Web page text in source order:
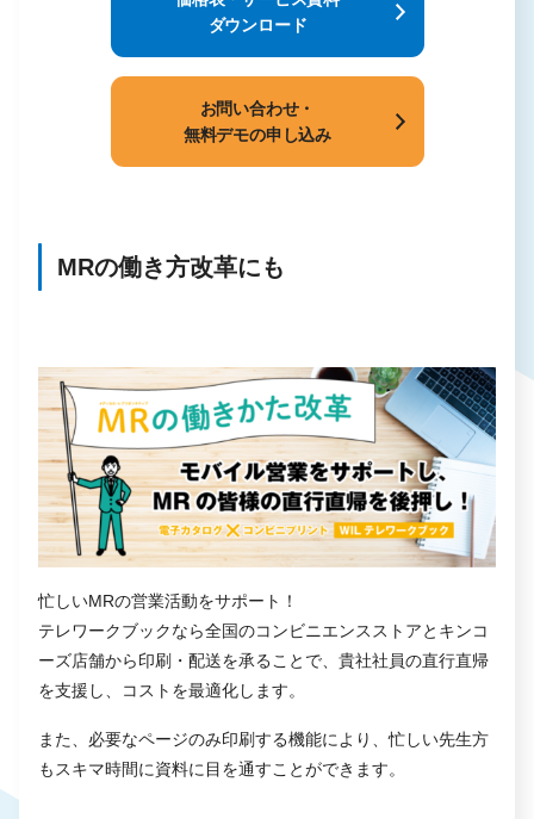
ダウンロード
お問い合わせ・
無料デモの申し込み
MRの働き方改革にも
忙しいMRの営業活動をサポート！
テレワークブックなら全国のコンビニエンスストアとキンコ
ーズ店舗から印刷・配送を承ることで、貴社社員の直行直帰
を支援し、コストを最適化します。
また、必要なページのみ印刷する機能により、忙しい先生方
もスキマ時間に資料に目を通すことができます。